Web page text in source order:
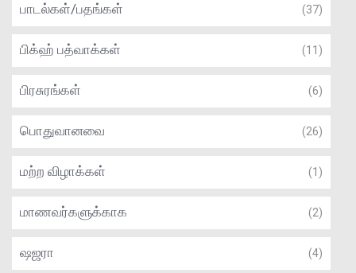
பாடல்கள்/பதங்கள் (37)
பிக்ஹ் பத்வாக்கள் (11)
பிரசுரங்கள் (6)
பொதுவானவை (26)
மற்ற விழாக்கள் (1)
மாணவர்களுக்காக (2)
ஷஜரா (4)